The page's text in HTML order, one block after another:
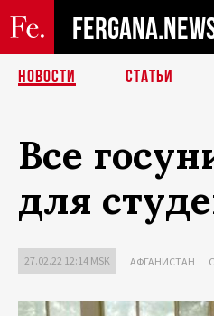
НОВОСТИ СТАТЬИ
Все
для
27.02.22 12:14 MSK АФГАНИСТАН